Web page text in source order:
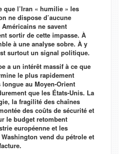
que l’Iran « humilie » les
ne dispose d’aucune
ne savent
sortir de cette impasse. À
à une analyse sobre. À y
surtout un signal politique.
a un intérêt massif à ce que
le plus rapidement
au Moyen-Orient
que les États-Unis. La
la fragilité des chaînes
des coûts de sécurité et
le budget retombent
européenne et les
vend du pétrole et